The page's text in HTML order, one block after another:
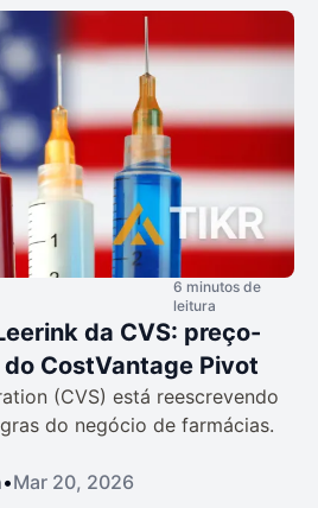
6 minutos de
leitura
da CVS: preço-
CostVantage Pivot
(CVS) está reescrevendo
do negócio de farmácias.
•Mar 20, 2026